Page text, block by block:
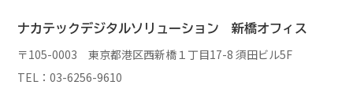
ナカテックデジタルソリューション新橋オフィス
〒105-0003 東京都港区西新橋１丁目17-8 須田ビル5F
TEL：03-6256-9610